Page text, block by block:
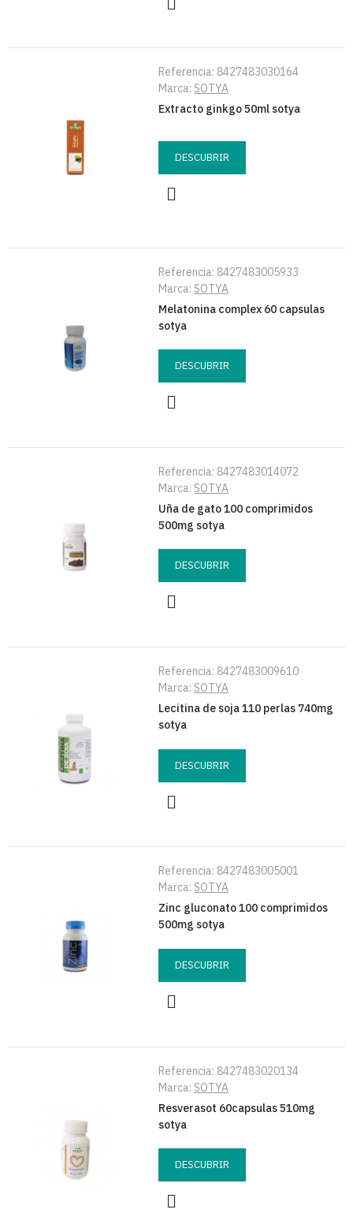
Referencia: 8427483030164
Marca: SOTYA
Extracto ginkgo 50ml sotya
DESCUBRIR
Referencia: 8427483005933
Marca: SOTYA
Melatonina complex 60 capsulas
sotya
DESCUBRIR
Referencia: 8427483014072
Marca: SOTYA
Uña de gato 100 comprimidos
500mg sotya
DESCUBRIR
Referencia: 8427483009610
Marca: SOTYA
Lecitina de soja 110 perlas 740mg
sotya
DESCUBRIR
Referencia: 8427483005001
Marca: SOTYA
Zinc gluconato 100 comprimidos
500mg sotya
DESCUBRIR
Referencia: 8427483020134
Marca: SOTYA
Resverasot 60capsulas 510mg
sotya
DESCUBRIR